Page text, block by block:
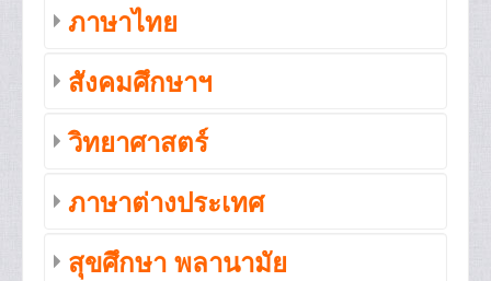
ภาษาไทย
สังคมศึกษาฯ
วิทยาศาสตร์
ภาษาต่างประเทศ
สุขศึกษา พลานามัย